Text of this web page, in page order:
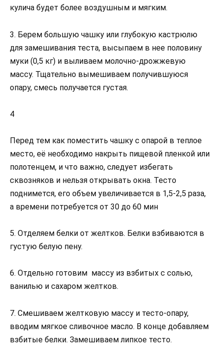
кулича будет более воздушным и мягким.
3. Берем большую чашку или глубокую кастрюлю
для замешивания теста, высыпаем в нее половину
муки (0,5 кг) и выливаем молочно-дрожжевую
массу. Тщательно вымешиваем получившуюся
опару, смесь получается густая.
4
Перед тем как поместить чашку с опарой в теплое
место, её необходимо накрыть пищевой пленкой или
полотенцем, и что важно, следует избегать
сквозняков и нельзя открывать окна. Тесто
поднимется, его объем увеличивается в 1,5-2,5 раза,
а времени потребуется от 30 до 60 мин
5. Отделяем белки от желтков. Белки взбиваются в
густую белую пену.
6. Отдельно готовим массу из взбитых с солью,
ванилью и сахаром желтков.
7. Смешиваем желтковую массу и тесто-опару,
вводим мягкое сливочное масло. В конце добавляем
взбитые белки. Замешиваем липкое тесто.